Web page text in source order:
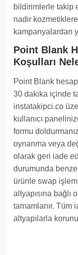
bildirimlerle takip
nadir
kampanyalardan
Point Blank
Koşulları
Point Blank
30 dakika içinde
instatakipci.co
kullanıcı
formu
oynanma veya
olarak geri iade
durumunda
ürünle swap
altyapısına
tamamlanır. Tüm
altyapılarla